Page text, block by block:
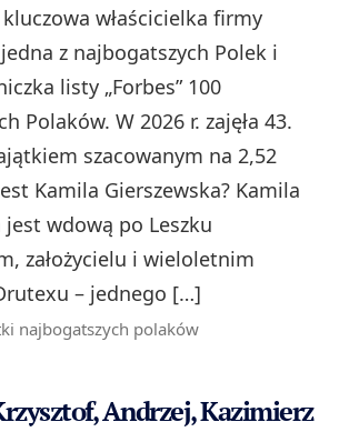
właścicielka firmy
z najbogatszych Polek i
listy „Forbes” 100
Polaków. W 2026 r. zajęła 43.
szacowanym na 2,52
Kamila Gierszewska? Kamila
jest wdową po Leszku
założycielu i wieloletnim
– jednego […]
najbogatszych polaków
Andrzej, Kazimierz